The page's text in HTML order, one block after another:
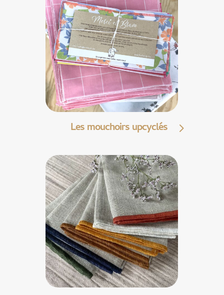
Les mouchoirs upcyclés